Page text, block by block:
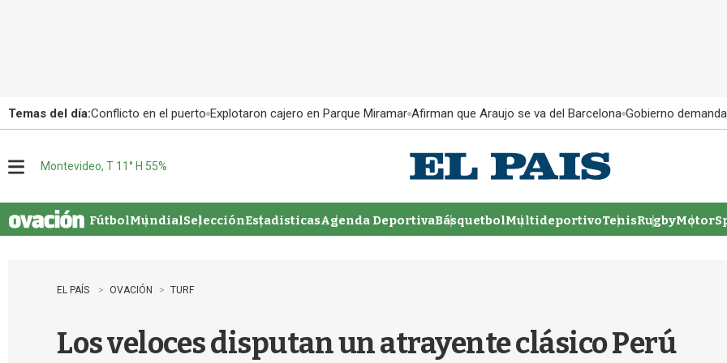
Temas del día:Conflicto en el puerto Explotaron cajero en Parque Miramar Afirman que Araujo se va del Barcelona Gobierno
u
Montevideo, T 11° H 55%
FútbolMundialSelecciónEstadisticasAgenda DeportivaBásquetbolMultideportivoTenisRugby
EL PAÍS OVACIÓN TURF
Los veloces disputan un atrayente clásico Perú